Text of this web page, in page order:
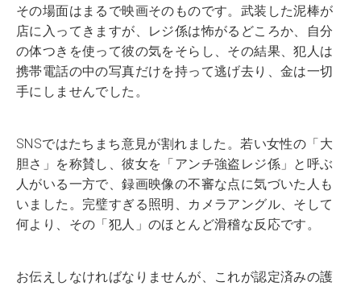
その場面はまるで映画そのものです。武装した泥棒が
店に入ってきますが、レジ係は怖がるどころか、自分
の体つきを使って彼の気をそらし、その結果、犯人は
携帯電話の中の写真だけを持って逃げ去り、金は一切
手にしませんでした。
SNSではたちまち意見が割れました。若い女性の「大
胆さ」を称賛し、彼女を「アンチ強盗レジ係」と呼ぶ
人がいる一方で、録画映像の不審な点に気づいた人も
いました。完璧すぎる照明、カメラアングル、そして
何より、その「犯人」のほとんど滑稽な反応です。
お伝えしなければなりませんが、これが認定済みの護